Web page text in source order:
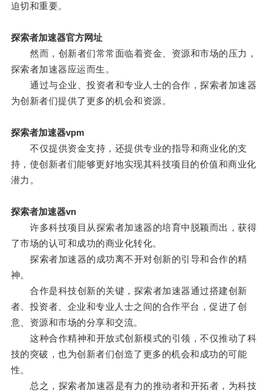
迫切和重要。
探索者加速器官方网址
然而，创新者们常常面临着资金、资源和市场的压力，
探索者加速器应运而生。
通过与企业、投资者和专业人士的合作，探索者加速器
为创新者们提供了更多的机会和资源。
探索者加速器vpm
不仅提供资金支持，还提供专业的指导和商业化的支
持，使创新者们能够更好地实现其科技项目的价值和商业化
潜力。
探索者加速器vn
许多科技项目从探索者加速器的培育中脱颖而出，获得
了市场的认可和成功的商业化转化。
探索者加速器的成功离不开对创新的引导和合作的精
神。
合作是科技创新的关键，探索者加速器通过搭建创新
者、投资者、企业和专业人士之间的合作平台，促进了创
意、资源和市场的分享和交流。
这种合作精神和开放式创新模式的引领，不仅推动了科
技的突破，也为创新者们创造了更多的机会和成功的可能
性。
总之，探索者加速器是有力的推动者和开拓者，为科技